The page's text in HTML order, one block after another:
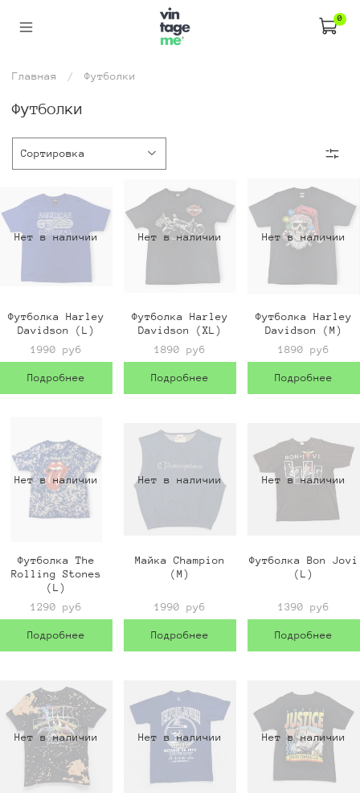
0
Главная Футболки
Футболки
Нет в наличии
Футболка Harley
Davidson (L)
1990 руб
Подробнее
Нет в наличии
Футболка Harley
Davidson (XL)
1890 руб
Подробнее
Нет в наличии
Футболка Harley
Davidson (M)
1890 руб
Подробнее
Нет в наличии
Футболка The
Rolling Stones
(L)
1290 руб
Подробнее
Нет в наличии
Майка Champion
(M)
1990 руб
Подробнее
Нет в наличии
Футболка Bon Jovi
(L)
1390 руб
Подробнее
Нет в наличии Нет в наличии Нет в наличии